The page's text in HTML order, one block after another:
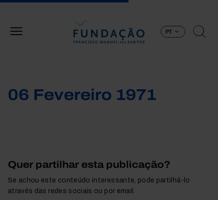
PT
06 Fevereiro 1971
Quer partilhar esta publicação?
Se achou este conteúdo interessante, pode partilhá-lo
através das redes sociais ou por email.